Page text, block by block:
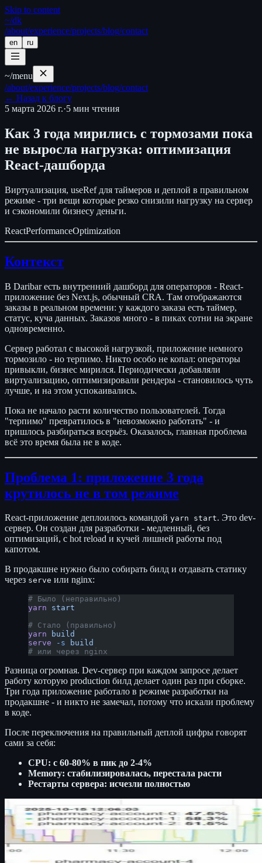
Skip to content
~/dk
/about/experience/projects/blog/contact
en ru
~/menu
/about/experience/projects/blog/contact
← Назад к блогу
5 марта 2026 г.·5 мин чтения
Как 3 года мирились с тормозами пока
не выросла нагрузка: оптимизация
React-дашборда
Виртуализация, useRef для таймеров и деплой в правильном
режиме - три вещи которые резко снизили нагрузку на сервер
и сэкономили бизнесу деньги.
ReactPerformanceOptimization
Контекст
В Daribar есть внутренний дашборд для операторов - React-
приложение без Next.js, обычный CRA. Там отображаются
заказы в реальном времени: у каждого заказа есть таймер,
статус, куча данных. Заказов много - в пиках сотни на экране
одновременно.
Сервер работал с высокой нагрузкой, приложение немного
тормозило - но терпимо. Никто особо не копал: операторы
привыкли, бизнес мирился. Периодически добавляли
виртуализацию, оптимизировали рендеры - становилось чуть
лучше, и на этом успокаивались.
Пока не начало расти количество пользователей. Тогда
"терпимо" превратилось в "невозможно работать" - и
пришлось разбираться всерьёз. Оказалось, главная проблема
всё это время была не в коде.
Проблема 1: приложение 3 года
крутилось не в том режиме
React-приложение деплоилось командой yarn start. Это dev-
сервер. Он создан для разработки - медленный, без
оптимизаций, с hot reload и кучей лишней работы под
капотом.
В продакшне нужно было собирать билд и отдавать статику
через serve или nginx:
# Было (неправильно)
yarn start
# Стало (правильно)
yarn build
serve -s build
# или через nginx
Разница огромная. Dev-сервер при каждом запросе делает
работу которую production билд делает один раз при сборке.
Три года приложение работало в режиме разработки на
продакшне - и никто не замечал, потому что искали проблему
в коде.
После переключения на правильный деплой цифры говорят
сами за себя:
CPU: с 60-80% в пик до 2-4%
Memory: стабилизировалась, перестала расти
Рестарты сервера: исчезли полностью